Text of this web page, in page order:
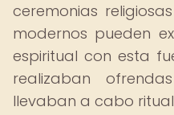
ceremonias
modernos pueden
espiritual con esta
realizaban
llevaban a cabo